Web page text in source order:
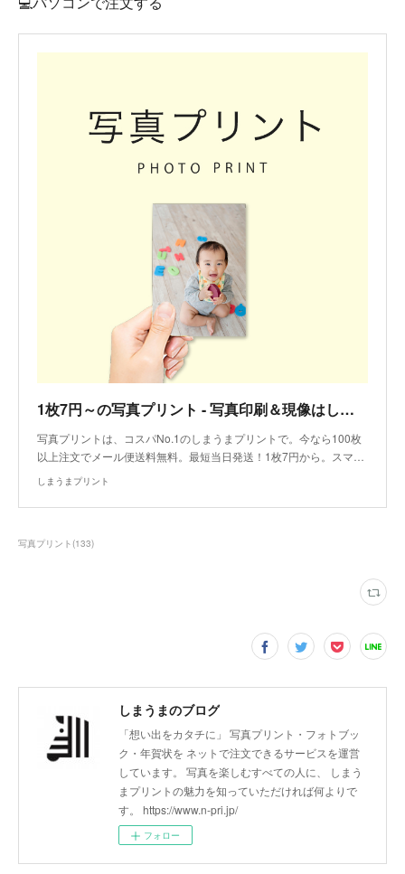
1枚7円～の写真プリント - 写真印刷＆現像はしまうまプリント
写真プリントは、コスパNo.1のしまうまプリントで。今なら100枚
以上注文でメール便送料無料。最短当日発送！1枚7円から。スマ…
しまうまプリント
写真プリント (133)
しまうまのブログ
「想い出をカタチに」 写真プリント・フォトブッ
ク・年賀状を ネットで注文できるサービスを運営
しています。 写真を楽しむすべての人に、 しまう
まプリントの魅力を知っていただければ何よりで
す。 https://www.n-pri.jp/
フォロー